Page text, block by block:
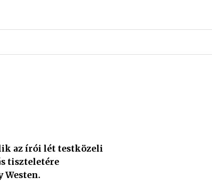
az írói lét testközeli
tiszteletére
Westen.